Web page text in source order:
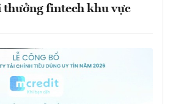
thưởng fintech khu vực